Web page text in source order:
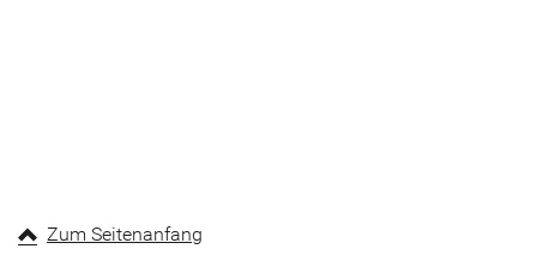
Zum Seitenanfang